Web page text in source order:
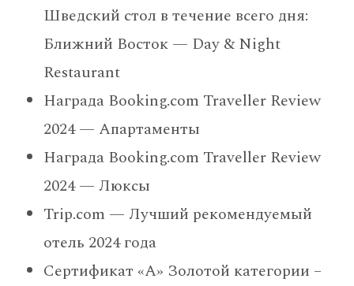
Шведский стол в течение всего дня:
Ближний Восток — Day & Night
Restaurant
Награда Booking.com Traveller Review
2024 — Апартаменты
Награда Booking.com Traveller Review
2024 — Люксы
Trip.com — Лучший рекомендуемый
отель 2024 года
Сертификат «A» Золотой категории –